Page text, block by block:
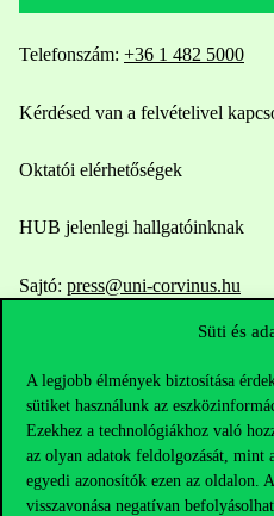
Süti és
A legjobb élmények biztosítása
sütiket használunk az
Ezekhez a technológiákhoz való
az olyan adatok feldolgozását, mint
egyedi azonosítók ezen az oldalon.
visszavonása negatívan
Telefonszám: +36 1 482 5000
Kérdésed van a felvételivel
Oktatói elérhetőségek
HUB jelenlegi hallgatóinknak
Sajtó: press@uni-corvinus.hu
Hasznos linkek